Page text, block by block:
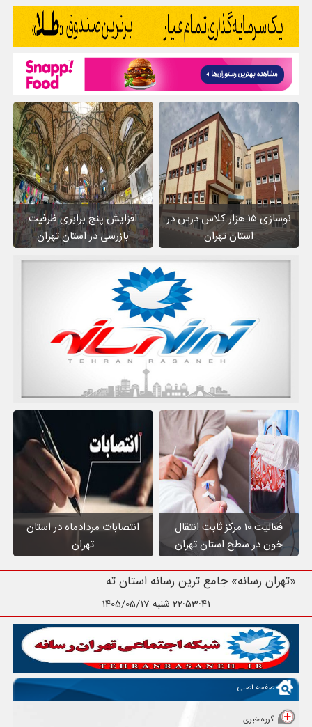
نوسازی ۱۵ هزار کلاس درس در
استان تهران
افزایش پنج برابری ظرفیت
بازرسی در استان تهران
فعالیت ۱۰ مرکز ثابت انتقال
خون در سطح استان تهران
انتصابات مردادماه در استان
تهران
«تهران رسانه» جامع ترین رسانه استان تهران
22:53:42 شنبه 1405/05/17
صفحه اصلی
گروه خبری